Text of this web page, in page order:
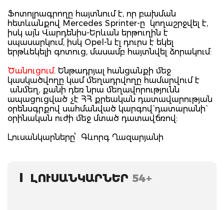
Ֆոտոլրագրողը հայտնում է, որ բախման
հետևանքով Mercedes Sprinter-ը կողաշրջվել է,
իսկ այն Վարդենիս-Երևան երթուղին է
սպասարկում, իսկ Opel-ն էլ դուրս է եկել
երթևեկելի գոտուց, մասամբ հայտնվել ձորակում:
Ծանուցում. Ենթադրյալ հանցանքի մեջ
կասկածվողը կամ մեղադրվողը համարվում է
անմեղ, քանի դեռ նրա մեղավորությունն
ապացուցված չէ ՀՀ քրեական դատավարության
օրենսգրքով սահմանված կարգով` դատարանի`
օրինական ուժի մեջ մտած դատավճռով:
Լուսանկարները՝ Գևորգ Ղազարյանի
ԼՈՒՍԱՆԿԱՐՆԵՐ 54+